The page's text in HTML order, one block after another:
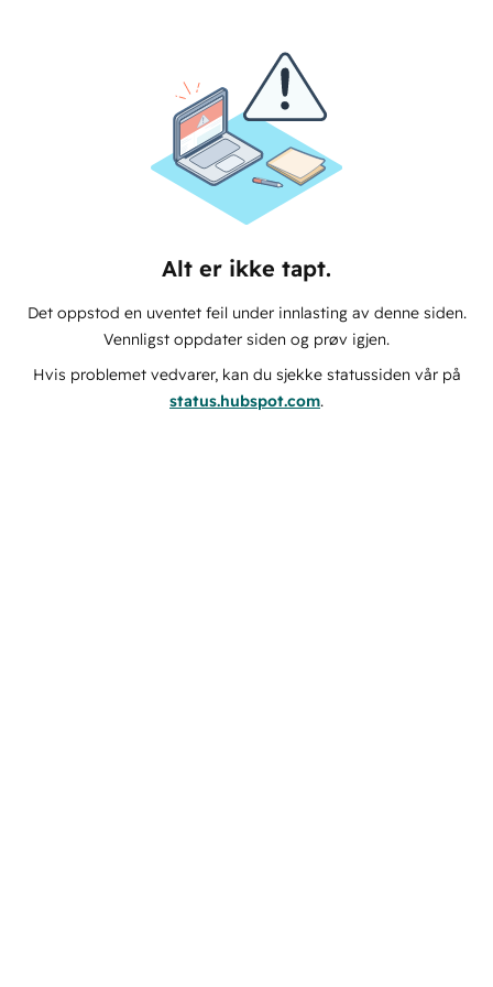
Alt er ikke tapt.
Det oppstod en uventet feil under innlasting av denne siden.
Vennligst oppdater siden og prøv igjen.
Hvis problemet vedvarer, kan du sjekke statussiden vår på
status.hubspot.com.